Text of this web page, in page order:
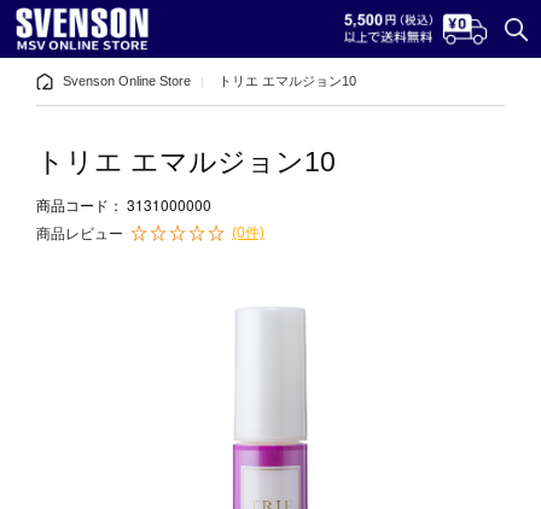
Svenson Online Store トリエ エマルジョン10
トリエ エマルジョン10
商品コード： 3131000000
商品レビュー (0件)